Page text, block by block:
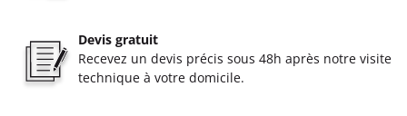
Devis gratuit
Recevez un devis précis sous 48h après notre visite
technique à votre domicile.